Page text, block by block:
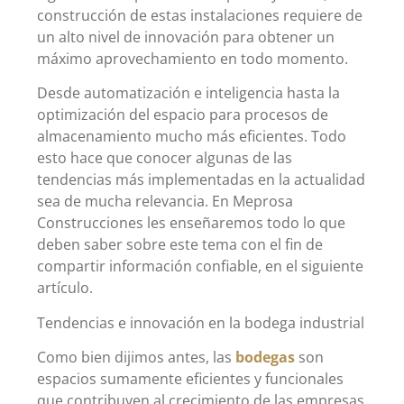
construcción de estas instalaciones requiere de
un alto nivel de innovación para obtener un
máximo aprovechamiento en todo momento.
Desde automatización e inteligencia hasta la
optimización del espacio para procesos de
almacenamiento mucho más eficientes. Todo
esto hace que conocer algunas de las
tendencias más implementadas en la actualidad
sea de mucha relevancia. En Meprosa
Construcciones les enseñaremos todo lo que
deben saber sobre este tema con el fin de
compartir información confiable, en el siguiente
artículo.
Tendencias e innovación en la bodega industrial
Como bien dijimos antes, las bodegas son
espacios sumamente eficientes y funcionales